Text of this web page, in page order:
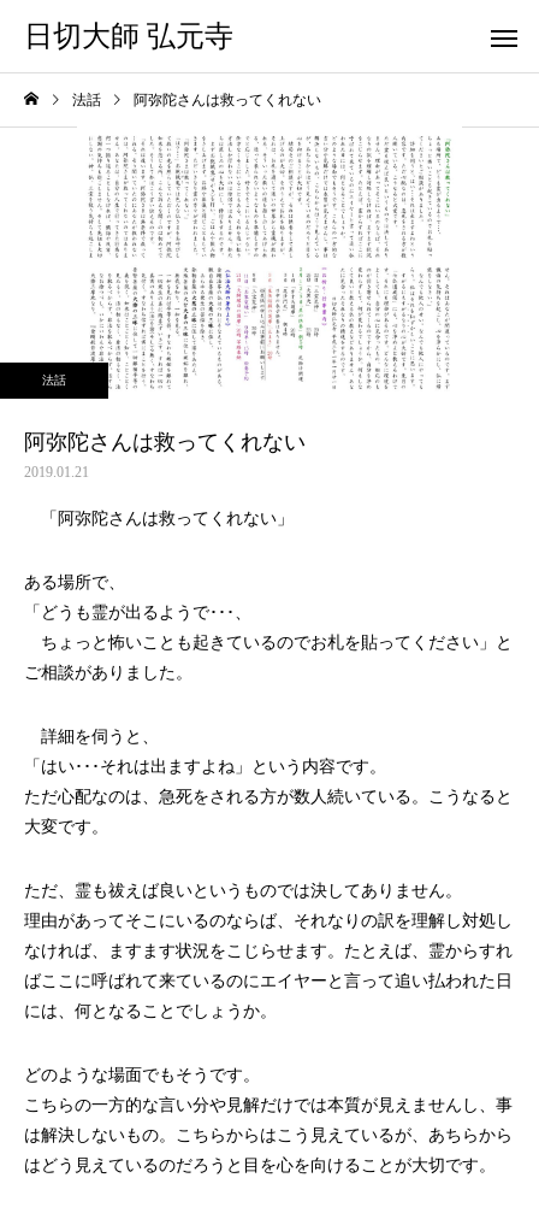
日切大師 弘元寺
法話 阿弥陀さんは救ってくれない
法話
阿弥陀さんは救ってくれない
2019.01.21
「阿弥陀さんは救ってくれない」
ある場所で、
「どうも霊が出るようで･･･、
ちょっと怖いことも起きているのでお札を貼ってください」と
ご相談がありました。
詳細を伺うと、
「はい･･･それは出ますよね」という内容です。
ただ心配なのは、急死をされる方が数人続いている。こうなると
大変です。
ただ、霊も祓えば良いというものでは決してありません。
理由があってそこにいるのならば、それなりの訳を理解し対処し
なければ、ますます状況をこじらせます。たとえば、霊からすれ
ばここに呼ばれて来ているのにエイヤーと言って追い払われた日
には、何となることでしょうか。
どのような場面でもそうです。
こちらの一方的な言い分や見解だけでは本質が見えませんし、事
は解決しないもの。こちらからはこう見えているが、あちらから
はどう見えているのだろうと目を心を向けることが大切です。